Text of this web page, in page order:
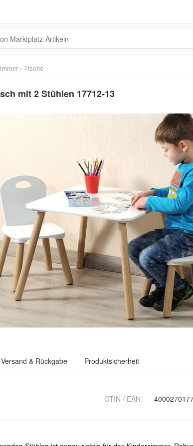
› Tische
mit 2 Stühlen 17712-13
& Rückgabe Produktsicherheit
GTIN / EAN: